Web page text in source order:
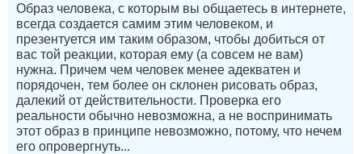
Образ человека, с которым вы общаетесь в интернете,
всегда создается самим этим человеком, и
презентуется им таким образом, чтобы добиться от
вас той реакции, которая ему (а совсем не вам)
нужна. Причем чем человек менее адекватен и
порядочен, тем более он склонен рисовать образ,
далекий от действительности. Проверка его
реальности обычно невозможна, а не воспринимать
этот образ в принципе невозможно, потому, что нечем
его опровергнуть...